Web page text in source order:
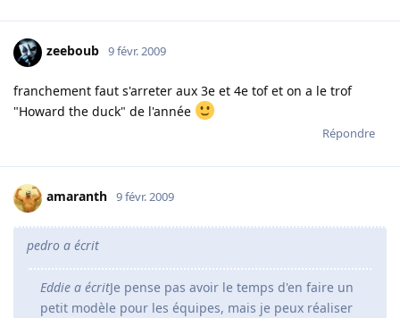
zeeboub 9 févr. 2009
franchement faut s'arreter aux 3e et 4e tof et on a le trof
"Howard the duck" de l'année
Répondre
amaranth 9 févr. 2009
pedro a écrit
Eddie a écritJe pense pas avoir le temps d'en faire un
petit modèle pour les équipes, mais je peux réaliser